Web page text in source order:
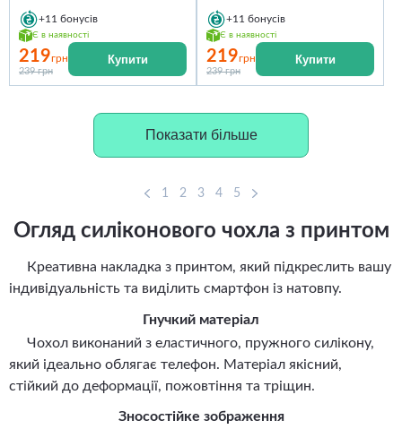
+11 бонусів
Є в наявності
219грн
239 грн
Купити
+11 бонусів
Є в наявності
219грн
239 грн
Купити
Показати більше
1 2 3 4 5
Огляд силіконового чохла з принтом
Креативна накладка з принтом, який підкреслить вашу
індивідуальність та виділить смартфон із натовпу.
Гнучкий матеріал
Чохол виконаний з еластичного, пружного силікону,
який ідеально облягає телефон. Матеріал якісний,
стійкий до деформації, пожовтіння та тріщин.
Зносостійке зображення